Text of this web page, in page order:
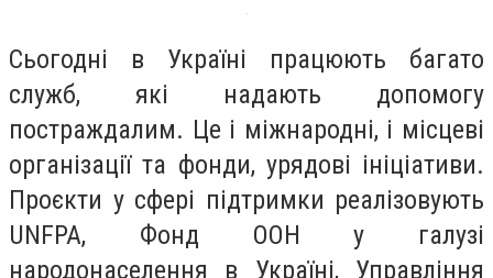
Сьогодні в Україні працюють багато
служб, які надають допомогу
постраждалим. Це і міжнародні, і місцеві
організації та фонди, урядові ініціативи.
Проєкти у сфері підтримки реалізовують
UNFPA, Фонд ООН у галузі
народонаселення в Україні, Управління